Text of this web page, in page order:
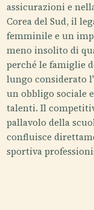
assicurazioni e
Corea del Sud, il
femminile e un
meno insolito di
perché le famiglie
lungo considerato
un obbligo sociale
talenti. Il
pallavolo della
confluisce
sportiva